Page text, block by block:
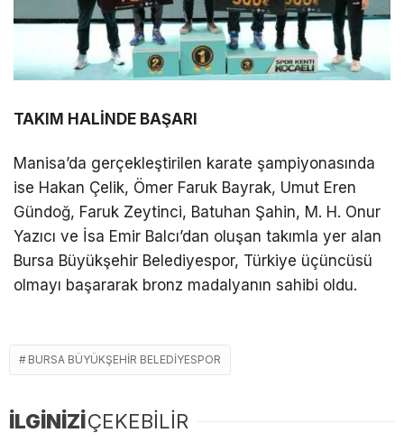
TAKIM HALİNDE BAŞARI
Manisa’da gerçekleştirilen karate şampiyonasında
ise Hakan Çelik, Ömer Faruk Bayrak, Umut Eren
Gündoğ, Faruk Zeytinci, Batuhan Şahin, M. H. Onur
Yazıcı ve İsa Emir Balcı’dan oluşan takımla yer alan
Bursa Büyükşehir Belediyespor, Türkiye üçüncüsü
olmayı başararak bronz madalyanın sahibi oldu.
BURSA BÜYÜKŞEHIR BELEDIYESPOR
İLGİNİZİÇEKEBİLİR